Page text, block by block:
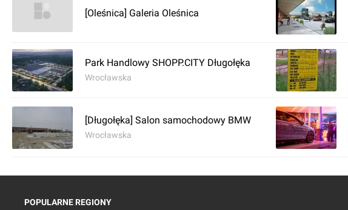
[Oleśnica] Galeria Oleśnica
Park Handlowy SHOPP.CITY Długołęka
Wrocławska
[Długołęka] Salon samochodowy BMW
Wrocławska
POPULARNE REGIONY